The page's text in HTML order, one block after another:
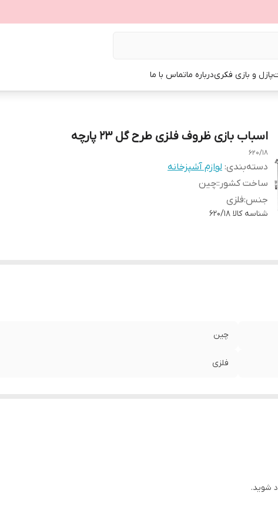
پازل و بازی فکریدرباره ماتماس با ما
اسباب بازی ظروف فلزی طرح گل 23 پارچه
620/18
دسته‌بندی: لوازم آشپزخانه
ساخت کشور::چین
جنس:فلزی
شناسه کالا 620/18
چین
فلزی
شوید.